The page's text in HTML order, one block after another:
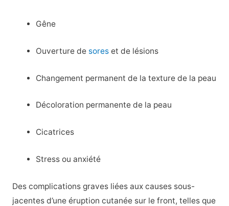
Gêne
Ouverture de sores et de lésions
Changement permanent de la texture de la peau
Décoloration permanente de la peau
Cicatrices
Stress ou anxiété
Des complications graves liées aux causes sous-
jacentes d’une éruption cutanée sur le front, telles que